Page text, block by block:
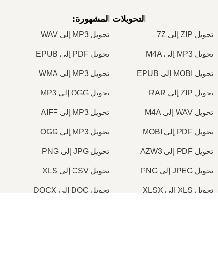
التحويلات المشهورة:
تحويل ZIP إلى 7Z تحويل MP3 إلى WAV
تحويل MP3 إلى M4A تحويل PDF إلى EPUB
تحويل MOBI إلى EPUB تحويل MP3 إلى WMA
تحويل ZIP إلى RAR تحويل OGG إلى MP3
تحويل WAV إلى M4A تحويل MP3 إلى AIFF
تحويل PDF إلى MOBI تحويل MP3 إلى OGG
تحويل PDF إلى AZW3 تحويل JPG إلى PNG
تحويل JPEG إلى PNG تحويل CSV إلى XLS
تحويل XLS إلى XLSX تحويل DOC إلى DOCX